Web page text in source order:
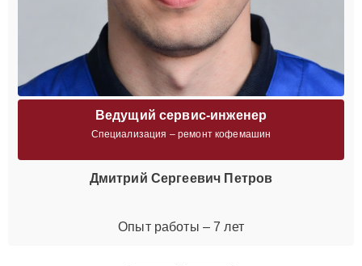
Ведущий сервис-инженер
Специализация – ремонт кофемашин
Дмитрий Сергеевич Петров
Опыт работы – 7 лет